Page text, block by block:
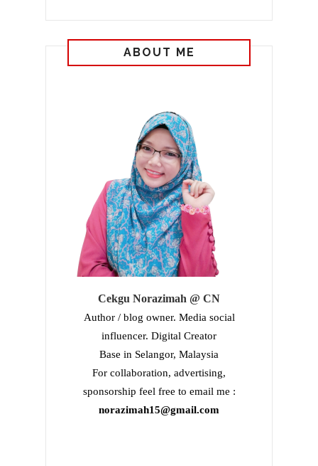
ABOUT ME
Cekgu Norazimah @ CN
Author / blog owner. Media social
influencer. Digital Creator
Base in Selangor, Malaysia
For collaboration, advertising,
sponsorship feel free to email me :
norazimah15@gmail.com